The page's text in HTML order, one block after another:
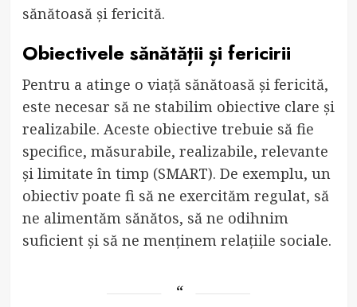
sănătoasă și fericită.
Obiectivele sănătății și fericirii
Pentru a atinge o viață sănătoasă și fericită,
este necesar să ne stabilim obiective clare și
realizabile. Aceste obiective trebuie să fie
specifice, măsurabile, realizabile, relevante
și limitate în timp (SMART). De exemplu, un
obiectiv poate fi să ne exercităm regulat, să
ne alimentăm sănătos, să ne odihnim
suficient și să ne menținem relațiile sociale.